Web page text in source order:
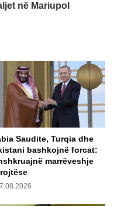
në Mariupol
Saudite, Turqia dhe
bashkojnë forcat:
marrëveshje